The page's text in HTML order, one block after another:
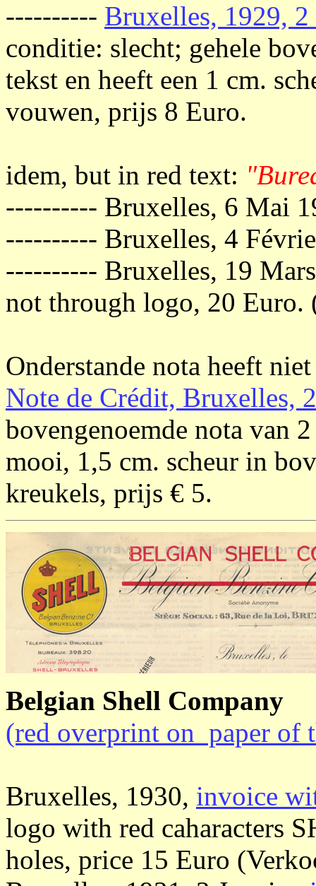
---------- Bruxelles, 1929, 2
conditie: slecht; gehele
tekst en heeft een 1 cm.
vouwen, prijs 8 Euro.
idem, but in red text:
---------- Bruxelles, 6 Mai
---------- Bruxelles, 4
---------- Bruxelles, 19
not through logo, 20 Euro.
Onderstande nota heeft
Note de Crédit, Bruxelles,
bovengenoemde nota van
mooi, 1,5 cm. scheur in
kreukels, prijs € 5.
Belgian Shell Company
(red overprint on paper of
Bruxelles, 1930, invoice
logo with red caharacters
holes, price 15 Euro